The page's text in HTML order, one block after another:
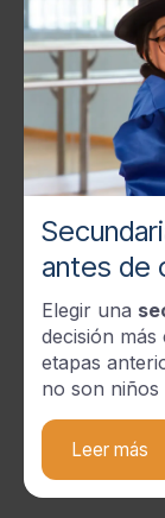
antes de
Elegir una
decisión más
etapas
no son niños
Leer más